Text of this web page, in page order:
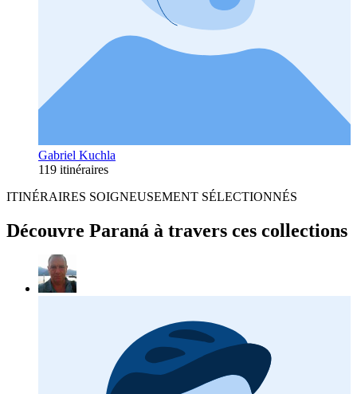
Gabriel Kuchla
119 itinéraires
ITINÉRAIRES SOIGNEUSEMENT SÉLECTIONNÉS
Découvre Paraná à travers ces collections